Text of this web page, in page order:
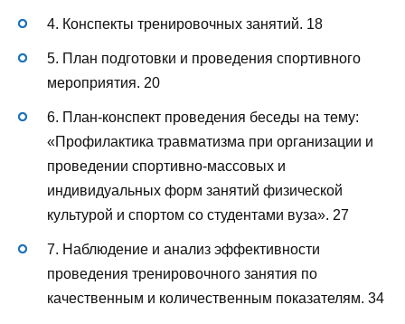
4. Конспекты тренировочных занятий. 18
5. План подготовки и проведения спортивного
мероприятия. 20
6. План-конспект проведения беседы на тему:
«Профилактика травматизма при организации и
проведении спортивно-массовых и
индивидуальных форм занятий физической
культурой и спортом со студентами вуза». 27
7. Наблюдение и анализ эффективности
проведения тренировочного занятия по
качественным и количественным показателям. 34